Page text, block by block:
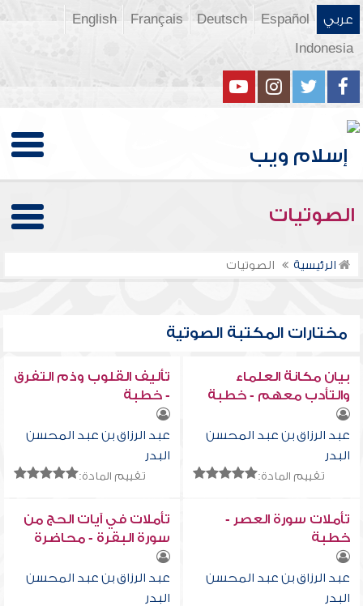
عربي Español
Deutsch
Français
English
Indonesia
الصوتيات
الرئيسية الصوتيات
مختارات المكتبة الصوتية
بيان مكانة العلماء
والتأدب معهم - خطبة
عبد الرزاق بن عبد المحسن
البدر
تقييم المادة:
تأليف القلوب وذم التفرق
- خطبة
عبد الرزاق بن عبد المحسن
البدر
تقييم المادة:
تأملات سورة العصر -
خطبة
عبد الرزاق بن عبد المحسن
البدر
تأملات في آيات الحج من
سورة البقرة - محاضرة
عبد الرزاق بن عبد المحسن
البدر